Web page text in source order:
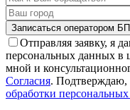
Записаться оператором
Отправляя заявку, я
персональных данных в
мной и
Согласия. Подтверждаю,
обработки